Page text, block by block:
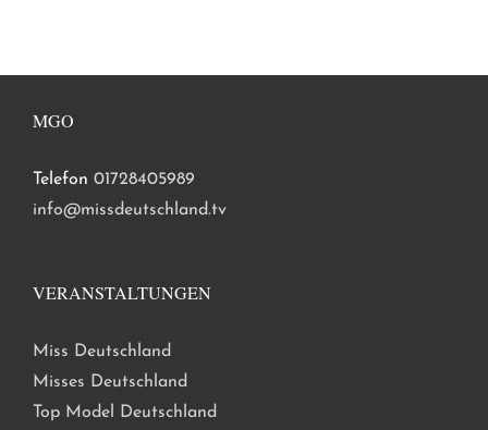
MGO
Telefon 01728405989
info@missdeutschland.tv
VERANSTALTUNGEN
Miss Deutschland
Misses Deutschland
Top Model Deutschland